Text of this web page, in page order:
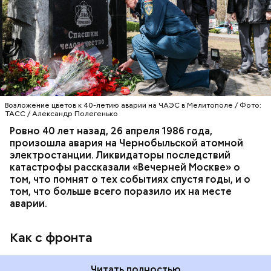
Возложение цветов к 40-летию аварии на ЧАЭС в Мелитополе / Фото:
ТАСС / Александр Полегенько
Ровно 40 лет назад, 26 апреля 1986 года,
произошла авария на Чернобыльской атомной
электростанции. Ликвидаторы последствий
катастрофы рассказали «Вечерней Москве» о
том, что помнят о тех событиях спустя годы, и о
том, что больше всего поразило их на месте
аварии.
Как с фронта
Киеве в отдельном механизированном полку
гражданской обороны. На тот момент, когда
произошла авария на Чернобыльской атомной
станции, ему было 26 лет.
АВАРИИ ЧЕРНОБЫЛЬ ИСТОРИЯ
Как рассказывает Житие, преподобный родился в
христианской религией и рано принял решение
посвятить свою жизнь Богу. Целыми днями отрок
Как гласит предание, совершая паломничество в
Иерусалим, Николай Чудотворец по просьбе
отчаявшихся путников молитвой успокоил
разбушевавшееся море.